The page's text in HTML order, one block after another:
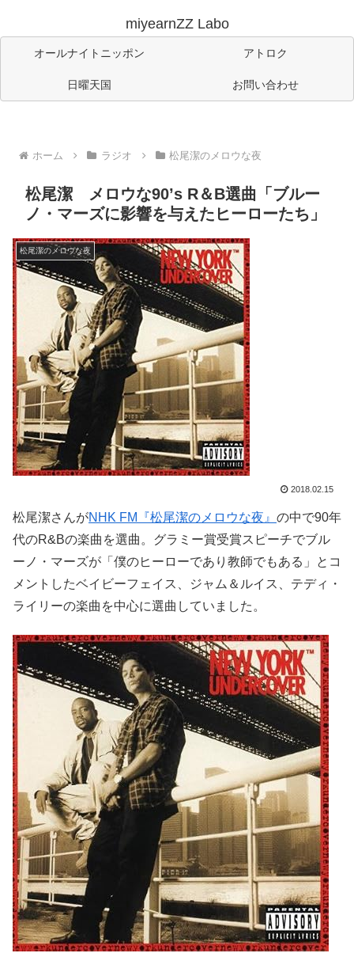
miyearnZZ Labo
オールナイトニッポン アトロク
日曜天国 お問い合わせ
ホーム ラジオ 松尾潔のメロウな夜
松尾潔 メロウな90’s R＆B選曲「ブルー
ノ・マーズに影響を与えたヒーローたち」
松尾潔のメロウな夜
2018.02.15
松尾潔さんがNHK FM『松尾潔のメロウな夜』 の中で90年
代のR&Bの楽曲を選曲。グラミー賞受賞スピーチでブル
ーノ・マーズが「僕のヒーローであり教師でもある」とコ
メントしたベイビーフェイス、ジャム＆ルイス、テディ・
ライリーの楽曲を中心に選曲していました。